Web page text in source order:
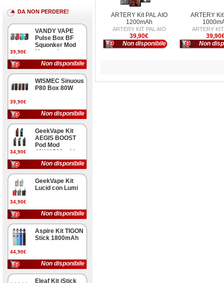
DA NON PERDERE!
39,90€
VANDY VAPE
Pulse Box BF
Squonker Mod
Meccanica
Non disponibile
39,90€
WISMEC Sinuous
P80 Box 80W
Non disponibile
34,90€
GeekVape Kit
AEGIS BOOST
Pod Mod
40W/1500mAh
Non disponibile
34,90€
GeekVape Kit
Lucid con Lumi
Non disponibile
44,90€
Aspire Kit TIGON
Stick 1800mAh
Non disponibile
Eleaf Kit iStick
ARTERY Kit PAL AIO
1200mAh
ARTERY KIT PAL AIO
39,90€
Non disponibile
ARTERY
ARTERY
Non